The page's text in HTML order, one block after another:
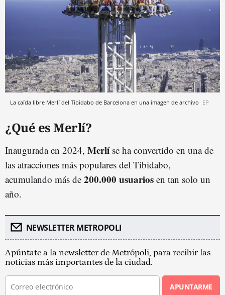
La caída libre Merlí del Tibidabo de Barcelona en una imagen de archivo EP
¿Qué es Merlí?
Inaugurada en 2024, Merlíse ha convertido en una de
las atracciones más populares del Tibidabo,
acumulando más de 200.000 usuarios en tan solo un
año.
NEWSLETTER METROPOLI
Apúntate a la newsletter de Metrópoli, para recibir las
noticias más importantes de la ciudad.
APUNTARME